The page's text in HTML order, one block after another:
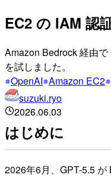
EC2 の IAM 認
Amazon Bedrock 経由
を試しました。
OpenAI Amazon EC2
suzuki.ryo
2026.06.03
はじめに
2026年6月、GPT-5.5 が